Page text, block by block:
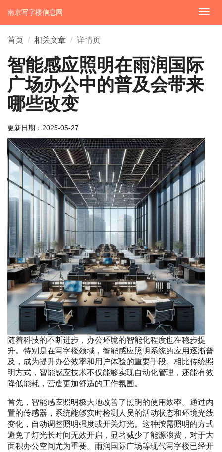
切
换
南京写字楼信息网
首页 相关文章 详情页
智能感应照明在雨润国际
广场办公中的普及会带来
哪些改变
更新日期： 2025-05-27
随着科技的不断进步，办公环境的智能化程度也在稳步提
升。特别是在写字楼领域，智能感应照明系统的应用逐渐普
及，成为提升办公效率和用户体验的重要手段。相比传统照
明方式，智能感应技术不仅能够实现自动化管理，还能有效
降低能耗，营造更加舒适的工作氛围。
首先，智能感应照明极大地改善了照明的使用效率。通过内
置的传感器，系统能够实时检测人员的活动状态和环境光线
变化，自动调整照明强度或开关灯光。这种按需照明的方式
避免了灯光长时间无效开启，显著减少了能源浪费，对于大
面积办公空间尤为重要。雨润国际广场等现代写字楼已经开